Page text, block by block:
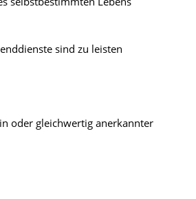
sind zu leisten
oder gleichwertig anerkannter